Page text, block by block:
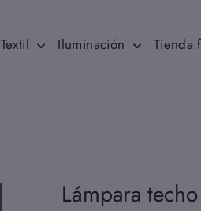
Textil Iluminación Tienda
Lámpara